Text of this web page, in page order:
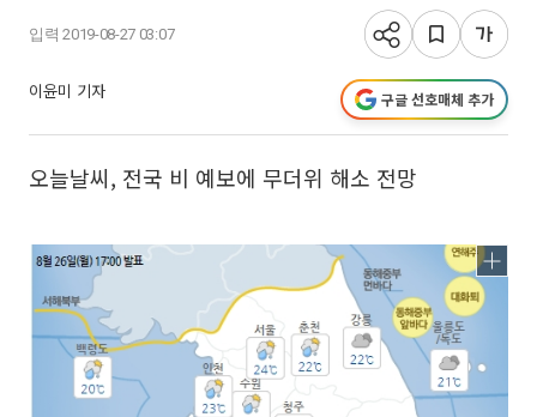
입력 2019-08-27 03:07
이윤미 기자 구글 선호매체 추가
오늘날씨, 전국 비 예보에 무더위 해소 전망